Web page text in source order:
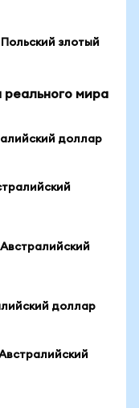
злотый
реального мира
доллар
доллар